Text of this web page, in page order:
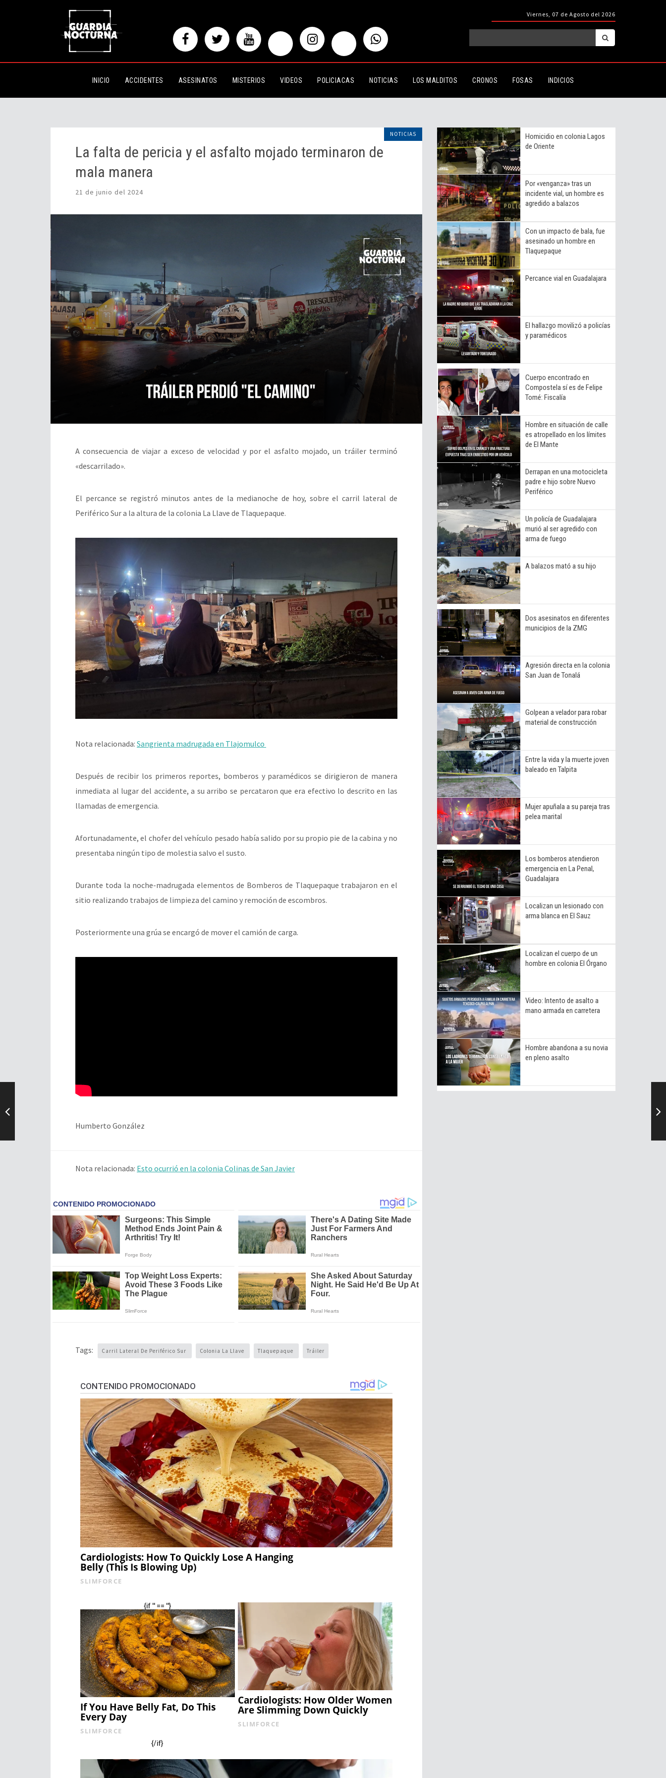
Viernes, 07 de Agosto del 2026
INICIO ACCIDENTES ASESINATOS MISTERIOS VIDEOS POLICIACAS NOTICIAS LOS MALDITOS CRONOS FOSAS INDICIOS
La falta de pericia y el asfalto mojado terminaron de mala manera
NOTICIAS
La falta de pericia y el asfalto mojado terminaron de
mala manera
21 de junio del 2024
A consecuencia de viajar a exceso de velocidad y por el asfalto mojado, un tráiler terminó
«descarrilado».
El percance se registró minutos antes de la medianoche de hoy, sobre el carril lateral de
Periférico Sur a la altura de la colonia La Llave de Tlaquepaque.
Nota relacionada: Sangrienta madrugada en Tlajomulco
Después de recibir los primeros reportes, bomberos y paramédicos se dirigieron de manera
inmediata al lugar del accidente, a su arribo se percataron que era efectivo lo descrito en las
llamadas de emergencia.
Afortunadamente, el chofer del vehículo pesado había salido por su propio pie de la cabina y no
presentaba ningún tipo de molestia salvo el susto.
Durante toda la noche-madrugada elementos de Bomberos de Tlaquepaque trabajaron en el
sitio realizando trabajos de limpieza del camino y remoción de escombros.
Posteriormente una grúa se encargó de mover el camión de carga.
Humberto González
Nota relacionada: Esto ocurrió en la colonia Colinas de San Javier
Tags: Carril Lateral De Periférico Sur Colonia La Llave Tlaquepaque Tráiler
CONTENIDO PROMOCIONADO
Cardiologists: How To Quickly Lose A Hanging
Belly (This Is Blowing Up)
SLIMFORCE
{if '' == ''}
If You Have Belly Fat, Do This
Every Day
SLIMFORCE
{/if}
Cardiologists: How Older Women
Are Slimming Down Quickly
SLIMFORCE
Homicidio en colonia Lagos
de Oriente
Por «venganza» tras un
incidente vial, un hombre es
agredido a balazos
Con un impacto de bala, fue
asesinado un hombre en
Tlaquepaque
Percance vial en Guadalajara
El hallazgo movilizó a policías
y paramédicos
Cuerpo encontrado en
Compostela sí es de Felipe
Tomé: Fiscalía
Hombre en situación de calle
es atropellado en los límites
de El Mante
Derrapan en una motocicleta
padre e hijo sobre Nuevo
Periférico
Un policía de Guadalajara
murió al ser agredido con
arma de fuego
A balazos mató a su hijo
Dos asesinatos en diferentes
municipios de la ZMG
Agresión directa en la colonia
San Juan de Tonalá
Golpean a velador para robar
material de construcción
Entre la vida y la muerte joven
baleado en Talpita
Mujer apuñala a su pareja tras
pelea marital
Los bomberos atendieron
emergencia en La Penal,
Guadalajara
Localizan un lesionado con
arma blanca en El Sauz
Localizan el cuerpo de un
hombre en colonia El Órgano
Video: Intento de asalto a
mano armada en carretera
Hombre abandona a su novia
en pleno asalto